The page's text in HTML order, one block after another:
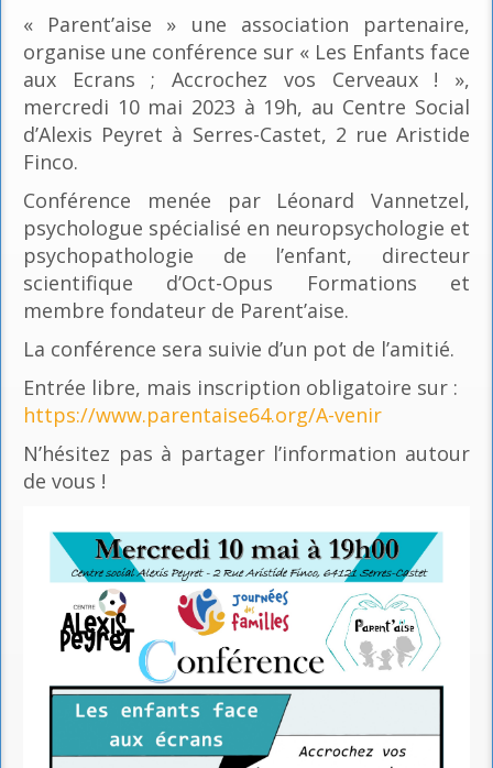
« Parent’aise » une association partenaire,
organise une conférence sur « Les Enfants face
aux Ecrans ; Accrochez vos Cerveaux ! »,
mercredi 10 mai 2023 à 19h, au Centre Social
d’Alexis Peyret à Serres-Castet, 2 rue Aristide
Finco.
Conférence menée par Léonard Vannetzel,
psychologue spécialisé en neuropsychologie et
psychopathologie de l’enfant, directeur
scientifique d’Oct-Opus Formations et
membre fondateur de Parent’aise.
La conférence sera suivie d’un pot de l’amitié.
Entrée libre, mais inscription obligatoire sur :
https://www.parentaise64.org/A-venir
N’hésitez pas à partager l’information autour
de vous !